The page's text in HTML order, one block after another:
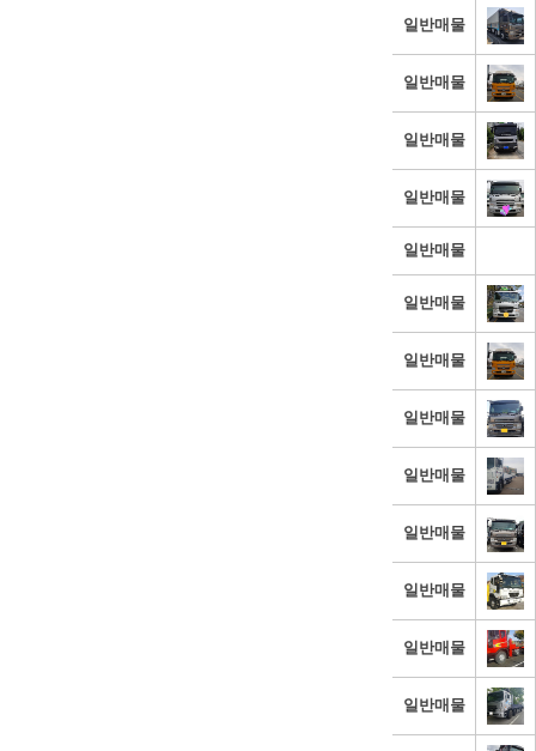
일반매물
일반매물
일반매물
일반매물
일반매물
일반매물
일반매물
일반매물
일반매물
일반매물
일반매물
일반매물
일반매물